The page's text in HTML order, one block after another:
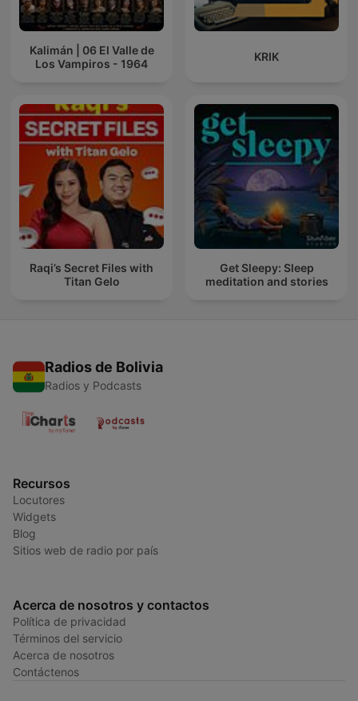
Kalimán | 06 El Valle de
Los Vampiros - 1964
KRIK
Raqi’s Secret Files with
Titan Gelo
Get Sleepy: Sleep
meditation and stories
Radios de Bolivia
Radios y Podcasts
Recursos
Locutores
Widgets
Blog
Sitios web de radio por país
Acerca de nosotros y contactos
Política de privacidad
Términos del servicio
Acerca de nosotros
Contáctenos